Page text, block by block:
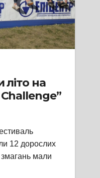
літо на
12 дорослих
мали